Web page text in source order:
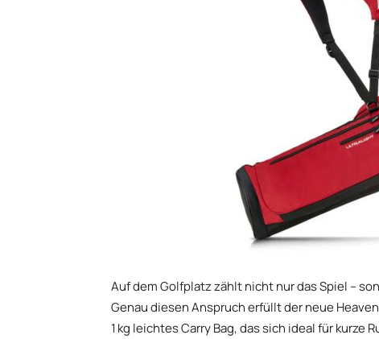
Auf dem Golfplatz zählt nicht nur das Spiel –
Genau diesen Anspruch erfüllt der neue
1 kg leichtes Carry Bag, das sich ideal für